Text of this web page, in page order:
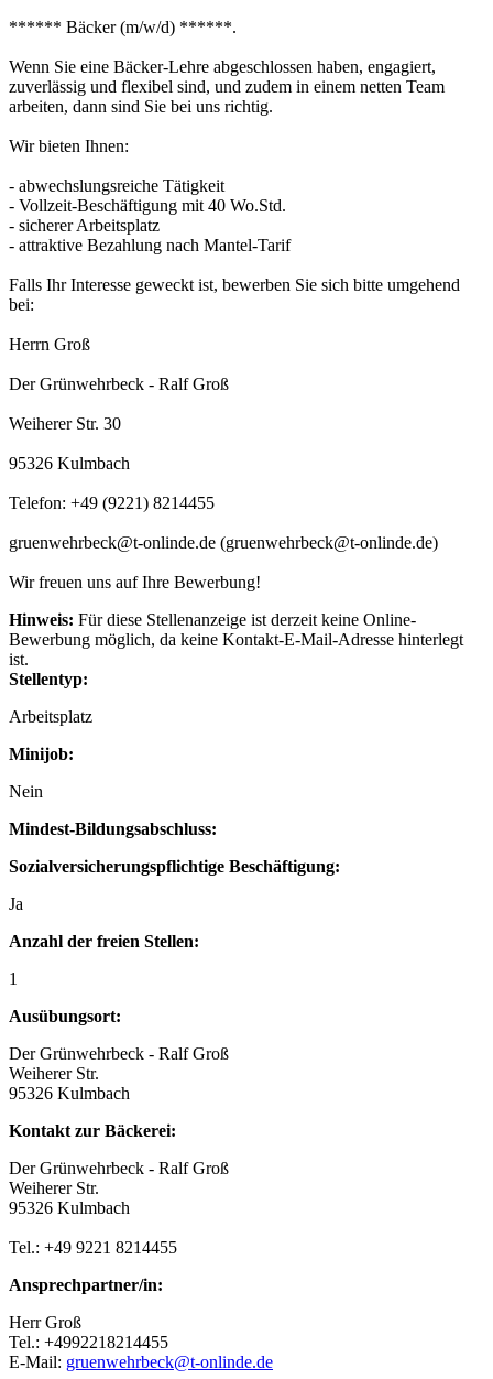
****** Bäcker (m/w/d) ******.
Wenn Sie eine Bäcker-Lehre abgeschlossen haben, engagiert,
zuverlässig und flexibel sind, und zudem in einem netten Team
arbeiten, dann sind Sie bei uns richtig.
Wir bieten Ihnen:
- abwechslungsreiche Tätigkeit
- Vollzeit-Beschäftigung mit 40 Wo.Std.
- sicherer Arbeitsplatz
- attraktive Bezahlung nach Mantel-Tarif
Falls Ihr Interesse geweckt ist, bewerben Sie sich bitte umgehend
bei:
Herrn Groß
Der Grünwehrbeck - Ralf Groß
Weiherer Str. 30
95326 Kulmbach
Telefon: +49 (9221) 8214455
gruenwehrbeck@t-onlinde.de (gruenwehrbeck@t-onlinde.de)
Wir freuen uns auf Ihre Bewerbung!
Hinweis: Für diese Stellenanzeige ist derzeit keine Online-
Bewerbung möglich, da keine Kontakt-E-Mail-Adresse hinterlegt
ist.
Stellentyp:
Arbeitsplatz
Minijob:
Nein
Mindest-Bildungsabschluss:
Sozialversicherungspflichtige Beschäftigung:
Ja
Anzahl der freien Stellen:
1
Ausübungsort:
Der Grünwehrbeck - Ralf Groß
Weiherer Str.
95326 Kulmbach
Kontakt zur Bäckerei:
Der Grünwehrbeck - Ralf Groß
Weiherer Str.
95326 Kulmbach
Tel.: +49 9221 8214455
Ansprechpartner/in:
Herr Groß
Tel.: +4992218214455
E-Mail: gruenwehrbeck@t-onlinde.de